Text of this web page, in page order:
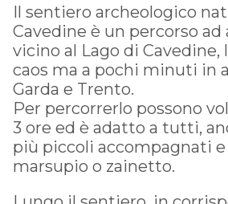
Il sentiero archeologico
Cavedine è un percorso ad
vicino al Lago di Cavedine,
caos ma a pochi minuti in
Garda e Trento.
Per percorrerlo possono
3 ore ed è adatto a tutti,
più piccoli accompagnati
marsupio o zainetto.